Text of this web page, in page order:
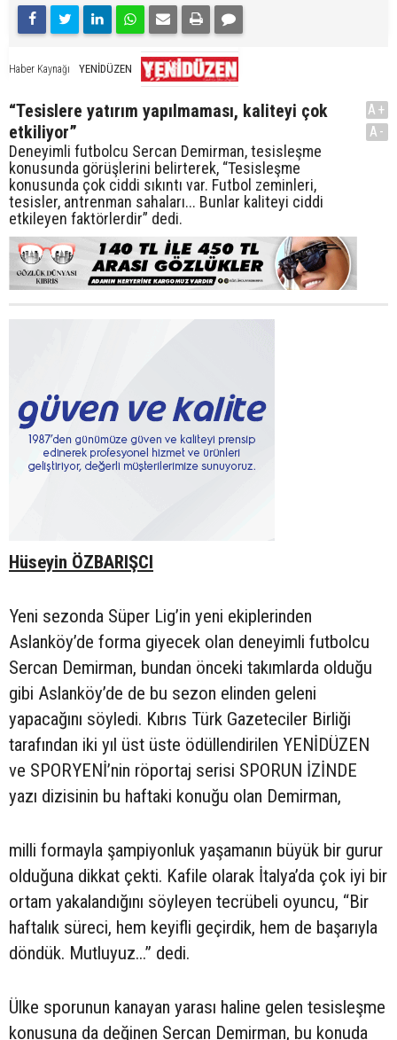
Haber Kaynağı YENİDÜZEN
“Tesislere yatırım yapılmaması, kaliteyi çok
etkiliyor”
Deneyimli futbolcu Sercan Demirman, tesisleşme
konusunda görüşlerini belirterek, “Tesisleşme
konusunda çok ciddi sıkıntı var. Futbol zeminleri,
tesisler, antrenman sahaları... Bunlar kaliteyi ciddi
etkileyen faktörlerdir” dedi.
A+
A-
Hüseyin ÖZBARIŞCI
Yeni sezonda Süper Lig’in yeni ekiplerinden
Aslanköy’de forma giyecek olan deneyimli futbolcu
Sercan Demirman, bundan önceki takımlarda olduğu
gibi Aslanköy’de de bu sezon elinden geleni
yapacağını söyledi. Kıbrıs Türk Gazeteciler Birliği
tarafından iki yıl üst üste ödüllendirilen YENİDÜZEN
ve SPORYENİ’nin röportaj serisi SPORUN İZİNDE
yazı dizisinin bu haftaki konuğu olan Demirman,
milli formayla şampiyonluk yaşamanın büyük bir gurur
olduğuna dikkat çekti. Kafile olarak İtalya’da çok iyi bir
ortam yakalandığını söyleyen tecrübeli oyuncu, “Bir
haftalık süreci, hem keyifli geçirdik, hem de başarıyla
döndük. Mutluyuz...” dedi.
Ülke sporunun kanayan yarası haline gelen tesisleşme
konusuna da değinen Sercan Demirman, bu konuda